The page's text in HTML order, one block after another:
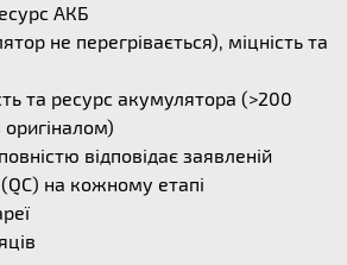
АКБ
не перегрівається), міцність та
та ресурс акумулятора (>200
оригіналом)
відповідає заявленій
на кожному етапі